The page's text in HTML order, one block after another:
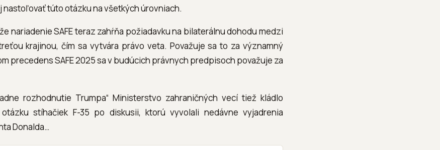
nastoľovať túto otázku na všetkých úrovniach.
nariadenie SAFE teraz zahŕňa požiadavku na bilaterálnu dohodu medzi
krajinou, čím sa vytvára právo veta. Považuje sa to za významný
precedens SAFE 2025 sa v budúcich právnych predpisoch považuje za
rozhodnutie Trumpa“ Ministerstvo zahraničných vecí tiež kládlo
stíhačiek F-35 po diskusii, ktorú vyvolali nedávne vyjadrenia
Donalda…